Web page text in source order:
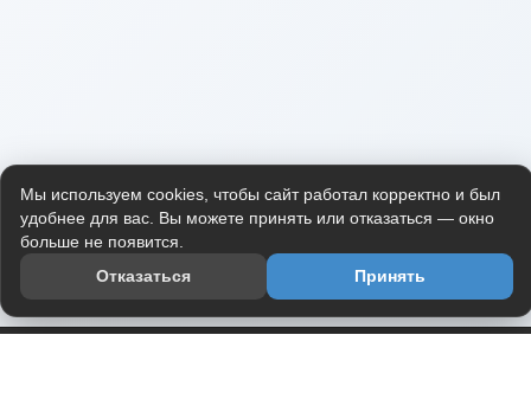
Мы используем cookies, чтобы сайт работал корректно и был
удобнее для вас. Вы можете принять или отказаться — окно
больше не появится.
Отказаться
Принять